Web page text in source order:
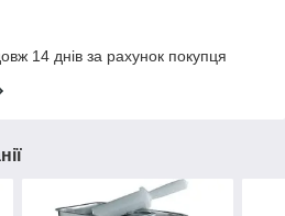
14 днів за рахунок покупця